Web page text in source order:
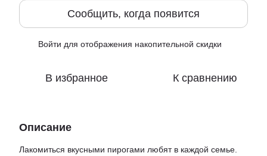
Сообщить, когда появится
Войти для отображения накопительной скидки
В избранное К сравнению
Описание
Лакомиться вкусными пирогами любят в каждой семье.